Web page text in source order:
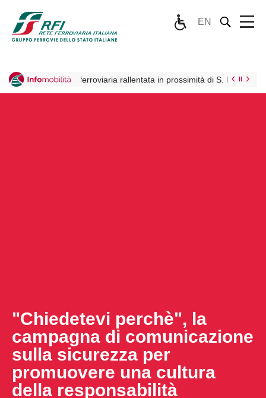
EN
in prossimità di S. Margherita Ligure per l’investimento di
"Chiedetevi perchè", la
campagna di comunicazione
sulla sicurezza per
promuovere una cultura
della responsabilità